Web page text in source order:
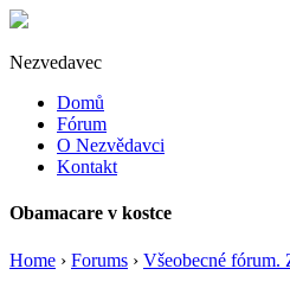
Nezvedavec
Domů
Fórum
O Nezvědavci
Kontakt
Obamacare v kostce
Home › Forums › Všeobecné fórum.